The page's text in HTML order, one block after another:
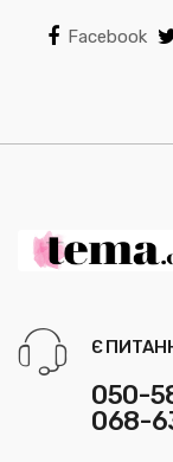
Facebook
Є
050-
068-